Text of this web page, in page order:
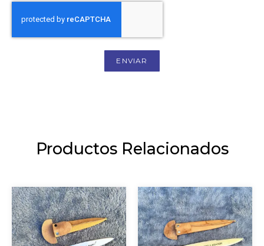
ENVIAR
Productos Relacionados